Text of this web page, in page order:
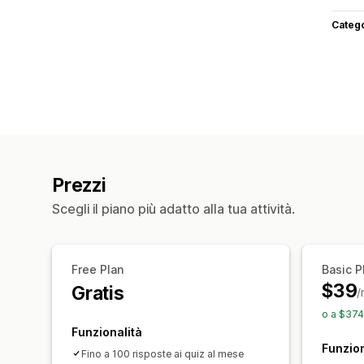
Prezzi
Scegli il piano più adatto alla tua attività.
Free Plan
Gratis
Funzionalità
Fino a 100 risposte ai quiz al mese
Basic
$39/
o a